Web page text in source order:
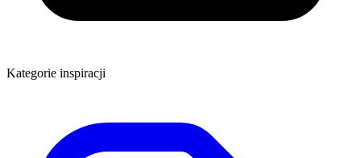
Kategorie inspiracji